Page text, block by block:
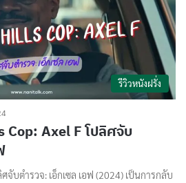
รีวิวหนังฝรั่ง
Cop: Axel F โปลิศจับ
จับตำรวจ: เอ็กเซล เอฟ (2024) เป็นการกลับ